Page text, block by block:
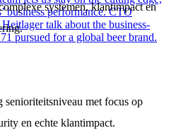
systemen, klantimpact en
senioriteitsniveau met focus op
en echte klantimpact.
business performance. CTO
talk about the business-
pursued for a global beer brand.